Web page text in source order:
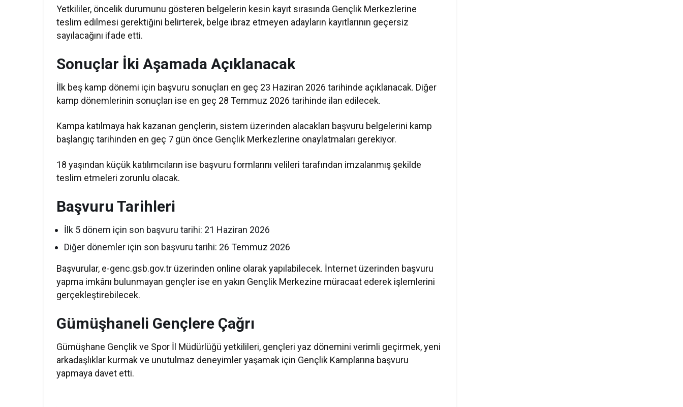
Yetkililer, öncelik durumunu gösteren belgelerin kesin kayıt sırasında Gençlik Merkezlerine
teslim edilmesi gerektiğini belirterek, belge ibraz etmeyen adayların kayıtlarının geçersiz
sayılacağını ifade etti.
Sonuçlar İki Aşamada Açıklanacak
İlk beş kamp dönemi için başvuru sonuçları en geç 23 Haziran 2026 tarihinde açıklanacak. Diğer
kamp dönemlerinin sonuçları ise en geç 28 Temmuz 2026 tarihinde ilan edilecek.
Kampa katılmaya hak kazanan gençlerin, sistem üzerinden alacakları başvuru belgelerini kamp
başlangıç tarihinden en geç 7 gün önce Gençlik Merkezlerine onaylatmaları gerekiyor.
18 yaşından küçük katılımcıların ise başvuru formlarını velileri tarafından imzalanmış şekilde
teslim etmeleri zorunlu olacak.
Başvuru Tarihleri
İlk 5 dönem için son başvuru tarihi: 21 Haziran 2026
Diğer dönemler için son başvuru tarihi: 26 Temmuz 2026
Başvurular, e-genc.gsb.gov.tr üzerinden online olarak yapılabilecek. İnternet üzerinden başvuru
yapma imkânı bulunmayan gençler ise en yakın Gençlik Merkezine müracaat ederek işlemlerini
gerçekleştirebilecek.
Gümüşhaneli Gençlere Çağrı
Gümüşhane Gençlik ve Spor İl Müdürlüğü yetkilileri, gençleri yaz dönemini verimli geçirmek, yeni
arkadaşlıklar kurmak ve unutulmaz deneyimler yaşamak için Gençlik Kamplarına başvuru
yapmaya davet etti.